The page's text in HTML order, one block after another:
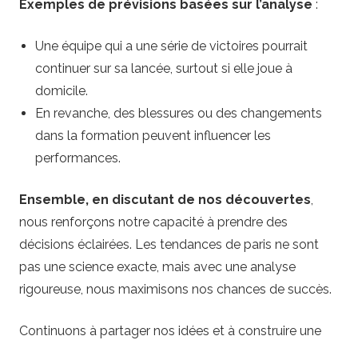
Exemples de prévisions basées sur l’analyse :
Une équipe qui a une série de victoires pourrait
continuer sur sa lancée, surtout si elle joue à
domicile.
En revanche, des blessures ou des changements
dans la formation peuvent influencer les
performances.
Ensemble, en discutant de nos découvertes,
nous renforçons notre capacité à prendre des
décisions éclairées. Les tendances de paris ne sont
pas une science exacte, mais avec une analyse
rigoureuse, nous maximisons nos chances de succès.
Continuons à partager nos idées et à construire une